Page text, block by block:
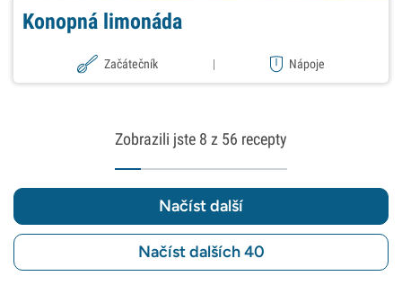
Konopná limonáda
Začátečník | Nápoje
Zobrazili jste 8 z 56 recepty
Načíst další
Načíst dalších 40